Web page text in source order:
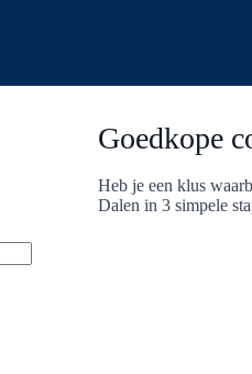
Goedkope
Heb je een klus
Dalen in 3 simpele